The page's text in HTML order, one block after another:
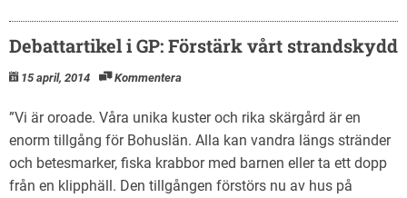
Debattartikel i GP: Förstärk vårt strandskydd
15 april, 2014 Kommentera
”Vi är oroade. Våra unika kuster och rika skärgård är en
enorm tillgång för Bohuslän. Alla kan vandra längs stränder
och betesmarker, fiska krabbor med barnen eller ta ett dopp
från en klipphäll. Den tillgången förstörs nu av hus på